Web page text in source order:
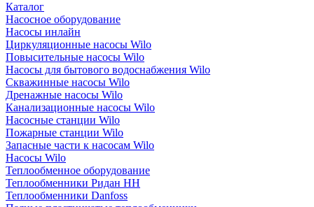
Каталог
Насосное оборудование
Насосы инлайн
Циркуляционные насосы Wilo
Повысительные насосы Wilo
Насосы для бытового водоснабжения Wilo
Скважинные насосы Wilo
Дренажные насосы Wilo
Канализационные насосы Wilo
Насосные станции Wilo
Пожарные станции Wilo
Запасные части к насосам Wilo
Насосы Wilo
Теплообменное оборудование
Теплообменники Ридан НН
Теплообменники Danfoss